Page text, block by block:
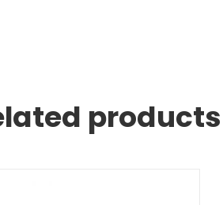
products